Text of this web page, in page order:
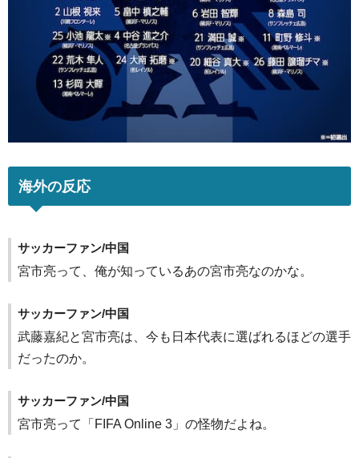
海外の反応
サッカーファン/中国
宮市亮って、俺が知っているあの宮市亮なのかな。
サッカーファン/中国
武藤嘉紀と宮市亮は、今も日本代表に選ばれるほどの選手
だったのか。
サッカーファン/中国
宮市亮って「FIFA Online 3」の怪物だよね。